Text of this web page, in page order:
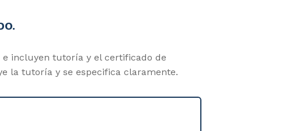
incluyen tutoría y el certificado de
la tutoría y se especifica claramente.